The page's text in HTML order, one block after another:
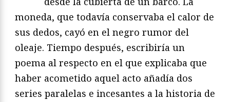
moneda, que todavía conservaba el calor de
sus dedos, cayó en el negro rumor del
oleaje. Tiempo después, escribiría un
poema al respecto en el que explicaba que
haber acometido aquel acto añadía dos
series paralelas e incesantes a la historia de